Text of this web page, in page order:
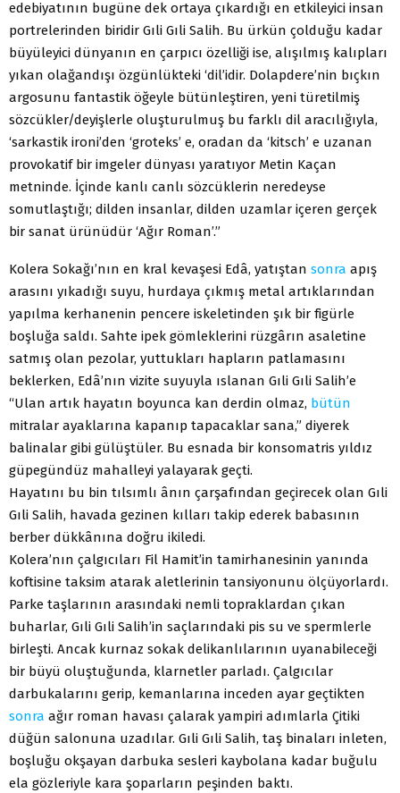
edebiyatının bugüne dek ortaya çıkardığı en etkileyici insan
portrelerinden biridir Gıli Gıli Salih. Bu ürkün çolduğu kadar
büyüleyici dünyanın en çarpıcı özelliği ise, alışılmış kalıpları
yıkan olağandışı özgünlükteki ‘dil’idir. Dolapdere’nin bıçkın
argosunu fantastik öğeyle bütünleştiren, yeni türetilmiş
sözcükler/deyişlerle oluşturulmuş bu farklı dil aracılığıyla,
‘sarkastik ironi’den ‘groteks’ e, oradan da ‘kitsch’ e uzanan
provokatif bir imgeler dünyası yaratıyor Metin Kaçan
metninde. İçinde kanlı canlı sözcüklerin neredeyse
somutlaştığı; dilden insanlar, dilden uzamlar içeren gerçek
bir sanat ürünüdür ‘Ağır Roman’.”
Kolera Sokağı’nın en kral kevaşesi Edâ, yatıştan sonra apış
arasını yıkadığı suyu, hurdaya çıkmış metal artıklarından
yapılma kerhanenin pencere iskeletinden şık bir figürle
boşluğa saldı. Sahte ipek gömleklerini rüzgârın asaletine
satmış olan pezolar, yuttukları hapların patlamasını
beklerken, Edâ’nın vizite suyuyla ıslanan Gıli Gıli Salih’e
“Ulan artık hayatın boyunca kan derdin olmaz, bütün
mitralar ayaklarına kapanıp tapacaklar sana,” diyerek
balinalar gibi gülüştüler. Bu esnada bir konsomatris yıldız
güpegündüz mahalleyi yalayarak geçti.
Hayatını bu bin tılsımlı ânın çarşafından geçirecek olan Gıli
Gıli Salih, havada gezinen kılları takip ederek babasının
berber dükkânına doğru ikiledi.
Kolera’nın çalgıcıları Fil Hamit’in tamirhanesinin yanında
koftisine taksim atarak aletlerinin tansiyonunu ölçüyorlardı.
Parke taşlarının arasındaki nemli topraklardan çıkan
buharlar, Gıli Gıli Salih’in saçlarındaki pis su ve spermlerle
birleşti. Ancak kurnaz sokak delikanlılarının uyanabileceği
bir büyü oluştuğunda, klarnetler parladı. Çalgıcılar
darbukalarını gerip, kemanlarına inceden ayar geçtikten
sonra ağır roman havası çalarak yampiri adımlarla Çitiki
düğün salonuna uzadılar. Gıli Gıli Salih, taş binaları inleten,
boşluğu okşayan darbuka sesleri kaybolana kadar buğulu
ela gözleriyle kara şoparların peşinden baktı.